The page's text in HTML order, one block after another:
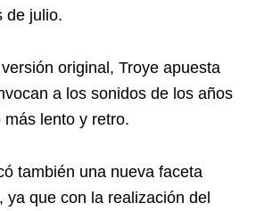
de julio.
original, Troye apuesta
a los sonidos de los años
más lento y retro.
también una nueva faceta
ya que con la realización del